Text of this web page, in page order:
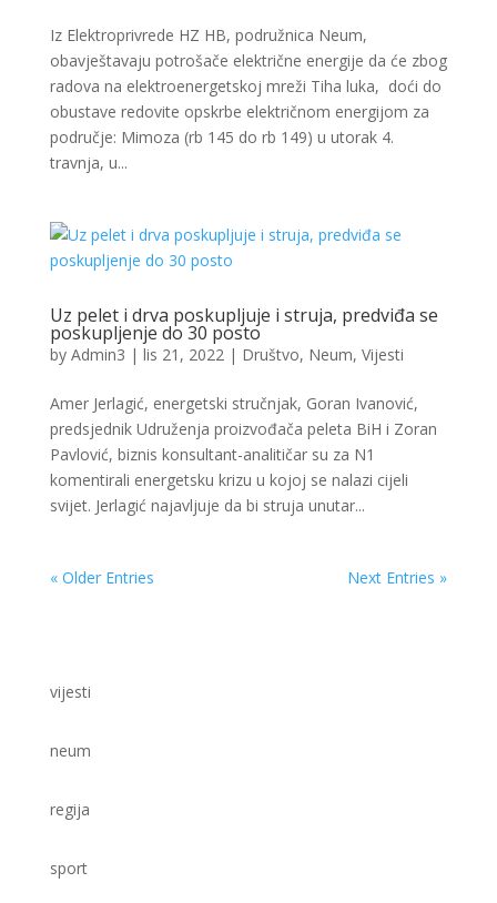
Iz Elektroprivrede HZ HB, podružnica Neum,
obavještavaju potrošače električne energije da će zbog
radova na elektroenergetskoj mreži Tiha luka, doći do
obustave redovite opskrbe električnom energijom za
područje: Mimoza (rb 145 do rb 149) u utorak 4.
travnja, u...
Uz pelet i drva poskupljuje i struja, predviđa se
poskupljenje do 30 posto
by Admin3 | lis 21, 2022| Društvo, Neum, Vijesti
Amer Jerlagić, energetski stručnjak, Goran Ivanović,
predsjednik Udruženja proizvođača peleta BiH i Zoran
Pavlović, biznis konsultant-analitičar su za N1
komentirali energetsku krizu u kojoj se nalazi cijeli
svijet. Jerlagić najavljuje da bi struja unutar...
« Older Entries Next Entries »
vijesti
neum
regija
sport